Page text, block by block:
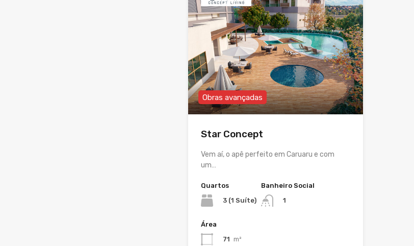
Obras avançadas
Star Concept
Vem aí, o apê perfeito em Caruaru e com
um…
Quartos
3 (1 Suíte)
Banheiro Social
1
Área
71 m²